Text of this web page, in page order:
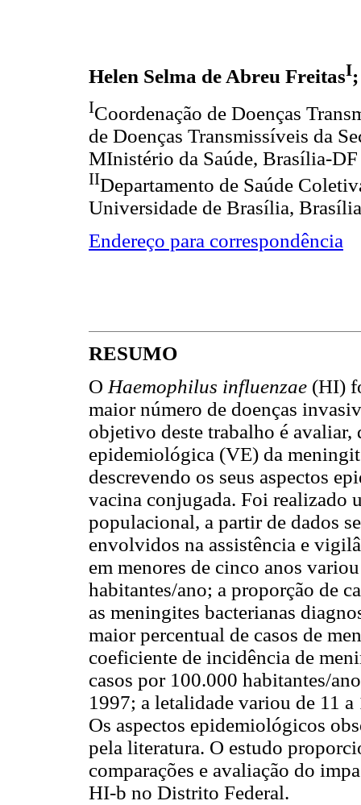
Helen Selma de Abreu FreitasI
ICoordenação de Doenças
de Doenças Transmissíveis da
MInistério da Saúde, Brasília-DF
IIDepartamento de Saúde
Universidade de Brasília,
Endereço para correspondência
RESUMO
O Haemophilus influenzae (HI)
maior número de doenças
objetivo deste trabalho é
epidemiológica (VE) da
descrevendo os seus aspectos
vacina conjugada. Foi realizado
populacional, a partir de dados
envolvidos na assistência e
em menores de cinco anos
habitantes/ano; a proporção de
as meningites bacterianas
maior percentual de casos de
coeficiente de incidência de
casos por 100.000 habitantes/
1997; a letalidade variou de 11
Os aspectos epidemiológicos
pela literatura. O estudo
comparações e avaliação do
HI-b no Distrito Federal.